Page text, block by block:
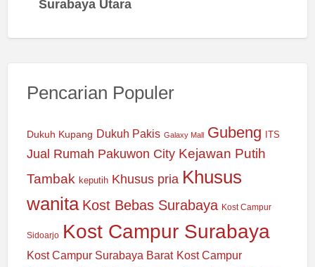
Surabaya Utara
Pencarian Populer
Dukuh Kupang Dukuh Pakis Galaxy Mall Gubeng ITS
Jual Rumah Pakuwon City Kejawan Putih
Tambak keputih Khusus pria Khusus
wanita Kost Bebas Surabaya Kost Campur
Sidoarjo Kost Campur Surabaya
Kost Campur Surabaya Barat Kost Campur